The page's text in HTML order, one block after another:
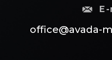
office@avada-